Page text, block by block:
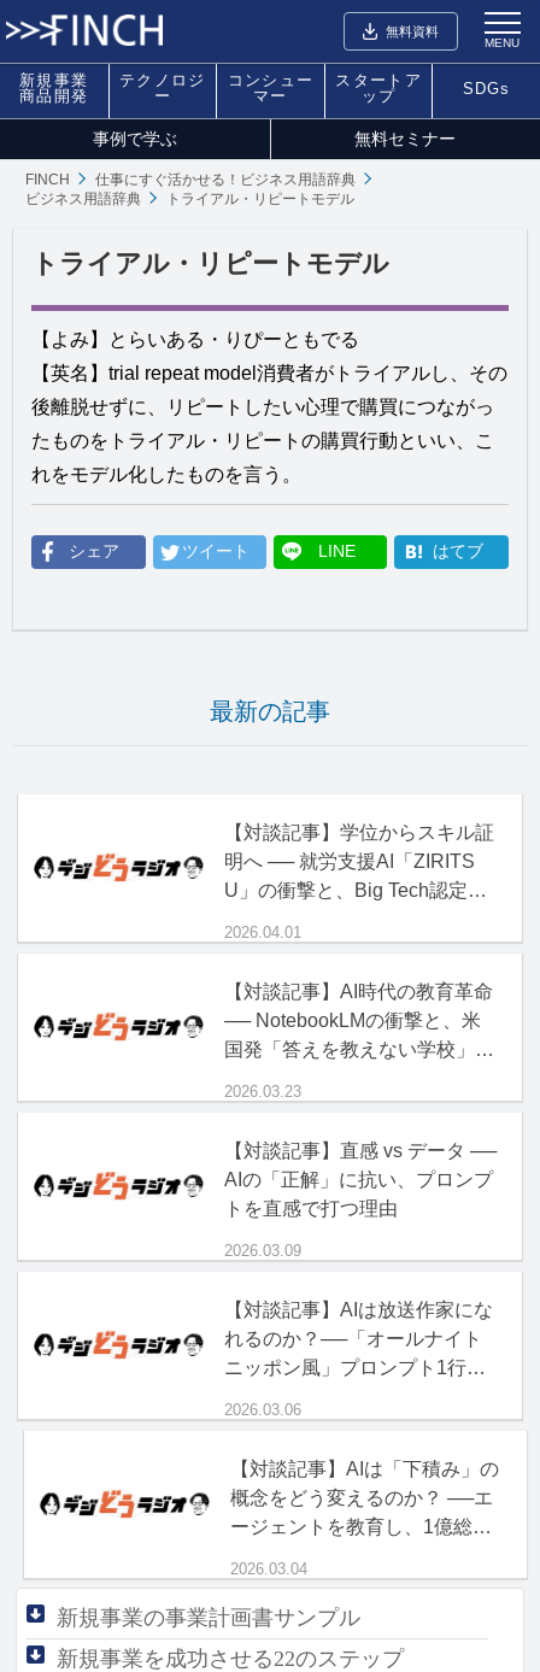
無料資料
MENU
新規事業
商品開発
テクノロジ
ー
コンシュー
マー
スタートア
ップ
SDGs
事例で学ぶ 無料セミナー
FINCH
仕事にすぐ活かせる！ビジネス用語辞典
ビジネス用語辞典
トライアル・リピートモデル
トライアル・リピートモデル
【よみ】とらいある・りぴーともでる
【英名】trial repeat model消費者がトライアルし、その
後離脱せずに、リピートしたい心理で購買につながっ
たものをトライアル・リピートの購買行動といい、こ
れをモデル化したものを言う。
シェア ツイート LINE はてブ
最新の記事
【対談記事】学位からスキル証
明へ ── 就労支援AI「ZIRITS
U」の衝撃と、Big Tech認定資
2026.04.01
【対談記事】AI時代の教育革命
── NotebookLMの衝撃と、米
国発「答えを教えない学校」の
2026.03.23
【対談記事】直感 vs データ ──
AIの「正解」に抗い、プロンプ
トを直感で打つ理由
2026.03.09
【対談記事】AIは放送作家にな
れるのか？──「オールナイト
ニッポン風」プロンプト1行の
2026.03.06
【対談記事】AIは「下積み」の
概念をどう変えるのか？ ──エ
ージェントを教育し、1億総ボ
2026.03.04
新規事業の事業計画書サンプル
新規事業を成功させる22のステップ